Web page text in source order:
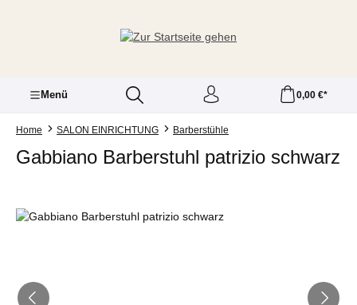
Menü 0,00 €*
Home SALON EINRICHTUNG Barberstühle
Gabbiano Barberstuhl patrizio schwarz
Bildergalerie überspringen